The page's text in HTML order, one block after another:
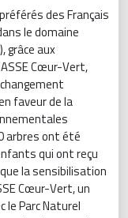
des Français
le domaine
grâce aux
Cœur-Vert,
faveur de la
arbres ont été
qui ont reçu
la sensibilisation
Cœur-Vert, un
le Parc Naturel